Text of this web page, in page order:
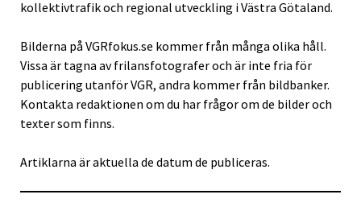
kollektivtrafik och regional utveckling i Västra Götaland.
Bilderna på VGRfokus.se kommer från många olika håll.
Vissa är tagna av frilansfotografer och är inte fria för
publicering utanför VGR, andra kommer från bildbanker.
Kontakta redaktionen om du har frågor om de bilder och
texter som finns.
Artiklarna är aktuella de datum de publiceras.